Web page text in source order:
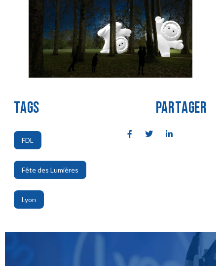
TAGS
FDL
,
Fête des Lumières
,
Lyon
PARTAGER